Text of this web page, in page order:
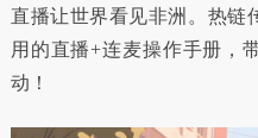
直播让世界看见非洲。热链
用的直播+连麦操作手册，
动！